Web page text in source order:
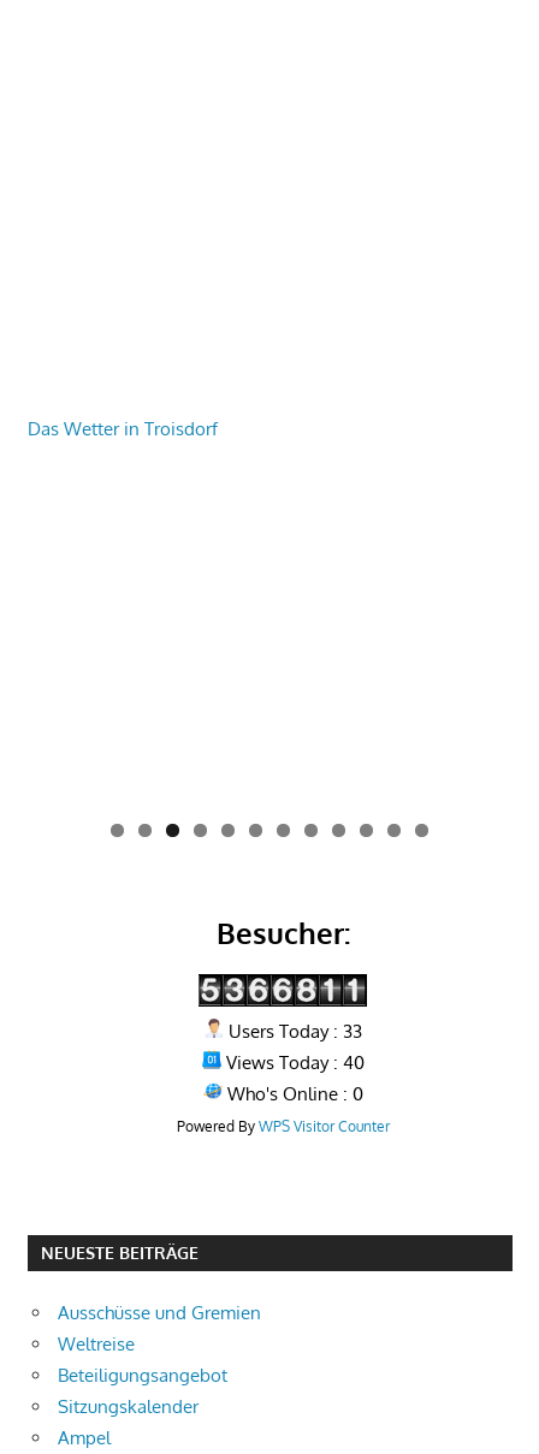
Das Wetter in Troisdorf
0 1 2
Besucher:
Users Today : 33
Views Today : 40
Who's Online : 0
Powered By WPS Visitor Counter
NEUESTE BEITRÄGE
Ausschüsse und Gremien
Weltreise
Beteiligungsangebot
Sitzungskalender
Ampel